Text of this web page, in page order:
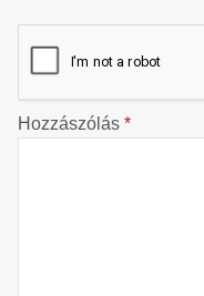
Hozzászólás *